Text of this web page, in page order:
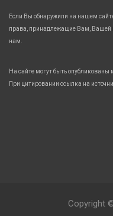
Если Вы обнаружили на нашем
права, принадлежащие Вам, Вашей
нам.
На сайте могут быть опубликованы
При цитировании ссылка на
Copyright